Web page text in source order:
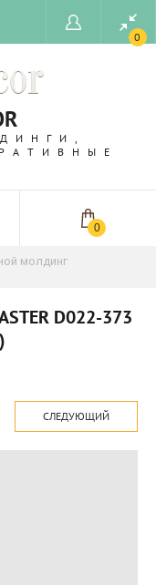
0
0
молдинг
D022-373
СЛЕДУЮЩИЙ